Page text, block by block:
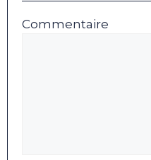
Commentaire